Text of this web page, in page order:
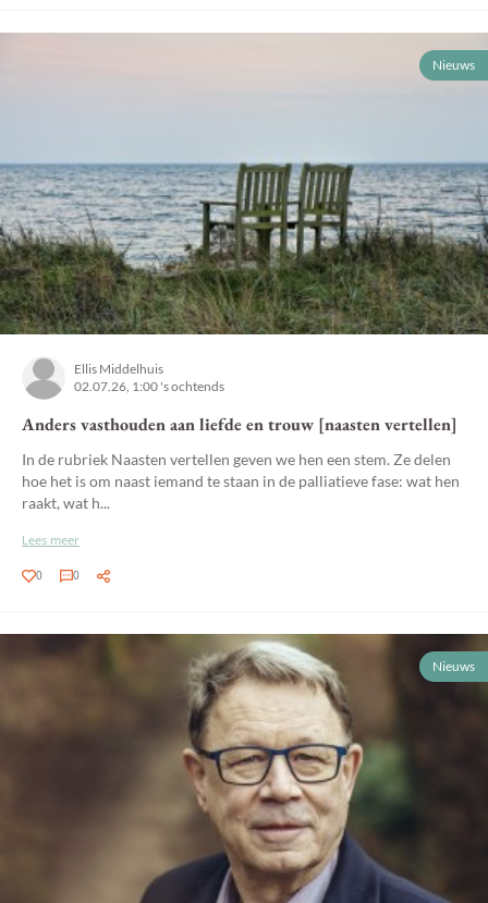
Nieuws
Ellis Middelhuis
02.07.26, 1:00 's ochtends
Anders vasthouden aan liefde en trouw [naasten vertellen]
In de rubriek Naasten vertellen geven we hen een stem. Ze delen
hoe het is om naast iemand te staan in de palliatieve fase: wat hen
raakt, wat h...
Lees meer
0 0
Nieuws